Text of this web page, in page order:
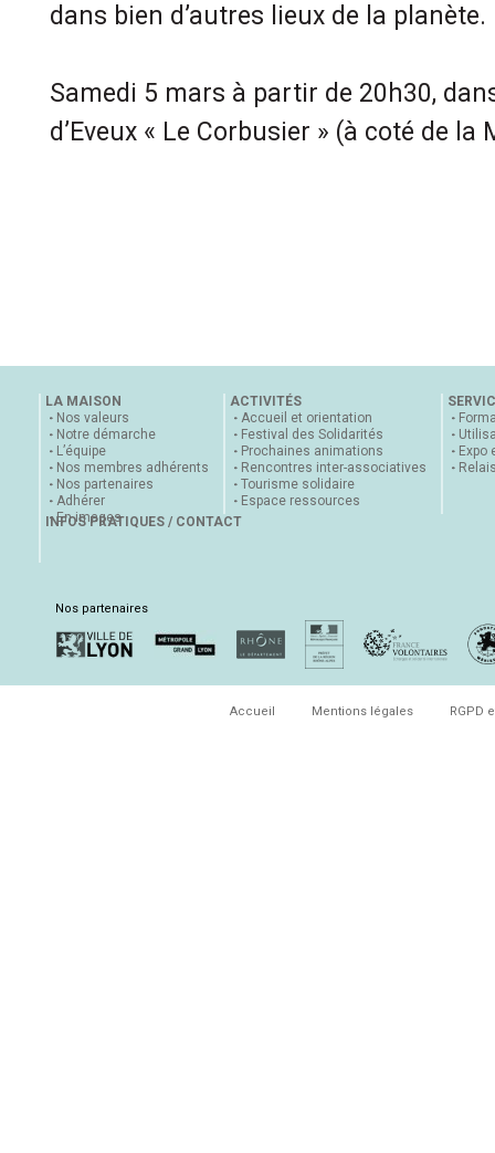
dans bien d’autres lieux de la planète.
Samedi 5 mars à partir de 20h30,
d’Eveux « Le Corbusier » (à coté de la
LA MAISON
Nos valeurs
Notre démarche
L’équipe
Nos membres adhérents
Nos partenaires
Adhérer
En images
ACTIVITÉS
Accueil et orientation
Festival des Solidarités
Prochaines animations
Rencontres inter-associatives
Tourisme solidaire
Espace ressources
Expo
INFOS PRATIQUES / CONTACT
Nos partenaires
Accueil Mentions légales RGPD